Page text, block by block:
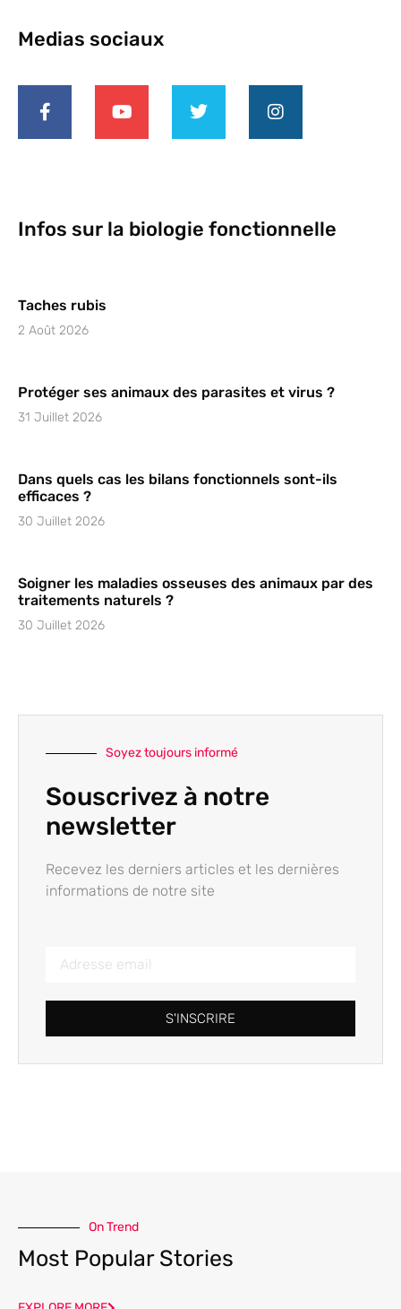
Medias sociaux
Infos sur la biologie fonctionnelle
Taches rubis
2 Août 2026
Protéger ses animaux des parasites et virus ?
31 Juillet 2026
Dans quels cas les bilans fonctionnels sont-ils
efficaces ?
30 Juillet 2026
Soigner les maladies osseuses des animaux par des
traitements naturels ?
30 Juillet 2026
Soyez toujours informé
Souscrivez à notre
newsletter
Recevez les derniers articles et les dernières
informations de notre site
S'INSCRIRE
On Trend
Most Popular Stories